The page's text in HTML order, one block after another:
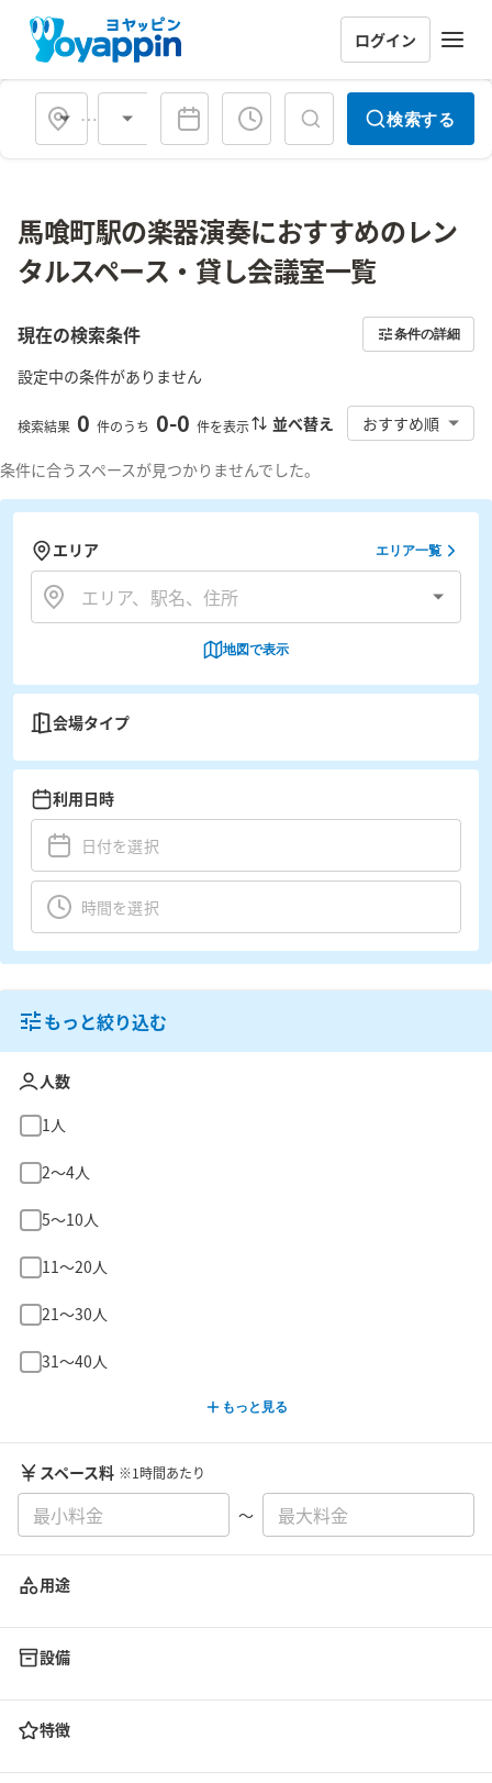
ログイン
会場タイプ 検索する
馬喰町駅の楽器演奏におすすめのレン
タルスペース・貸し会議室一覧
現在の検索条件 条件の詳細
設定中の条件がありません
検索結果 0 件のうち 0-0 件を表示 並べ替え おすすめ順
条件に合うスペースが見つかりませんでした。
エリア エリア一覧
地図で表示
会場タイプ
利用日時
もっと絞り込む
人数
1人
2〜4人
5〜10人
11〜20人
21〜30人
31〜40人
もっと見る
スペース料 ※1時間あたり
〜
用途
設備
特徴